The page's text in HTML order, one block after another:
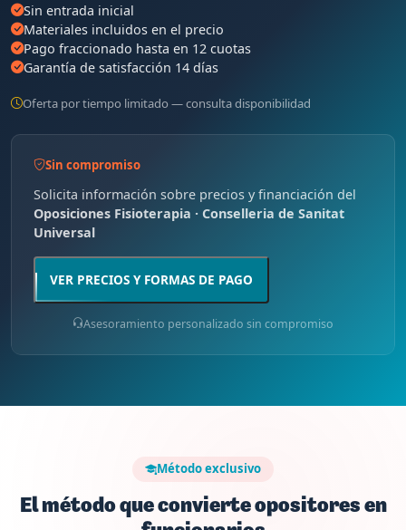
Sin entrada inicial
Materiales incluidos en el precio
Pago fraccionado hasta en 12 cuotas
Garantía de satisfacción 14 días
Oferta por tiempo limitado — consulta disponibilidad
Sin compromiso
Solicita información sobre precios y financiación del
Oposiciones Fisioterapia · Conselleria de Sanitat
Universal
VER PRECIOS Y FORMAS DE PAGO
Asesoramiento personalizado sin compromiso
Método exclusivo
El método que convierte opositores en